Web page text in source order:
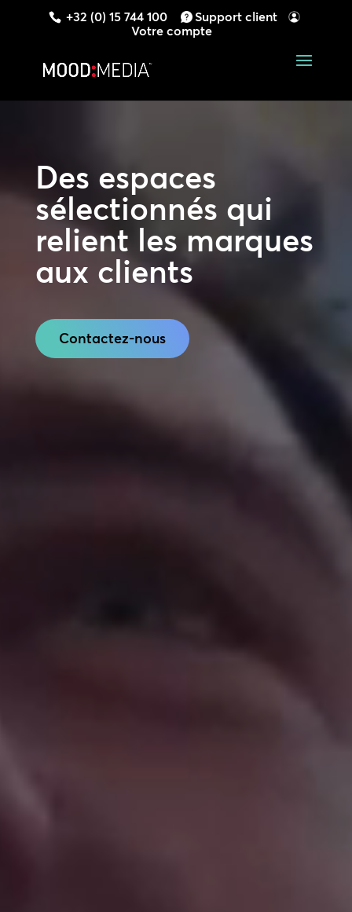
+32 (0) 15 744 100
Support client
Votre compte
Des espaces
sélectionnés qui
relient les marques
aux clients
Contactez-nous